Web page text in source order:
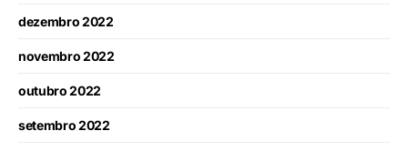
dezembro 2022
novembro 2022
outubro 2022
setembro 2022